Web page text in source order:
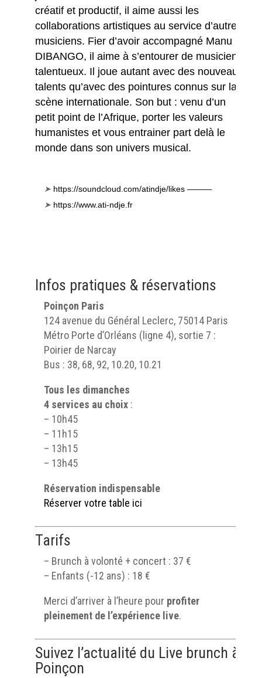
créatif et productif, il aime aussi les
collaborations artistiques au service d’autres
musiciens. Fier d’avoir accompagné Manu
DIBANGO, il aime à s’entourer de musiciens
talentueux. Il joue autant avec des nouveaux
talents qu’avec des pointures connus sur la
scène internationale. Son but : venu d’un
petit point de l’Afrique, porter les valeurs
humanistes et vous entrainer part delà le
monde dans son univers musical.
➤ https://soundcloud.com/atindje/likes ———
➤ https://www.ati-ndje.fr
Infos pratiques & réservations
Poinçon Paris
124 avenue du Général Leclerc, 75014 Paris
Métro Porte d’Orléans (ligne 4), sortie 7 :
Poirier de Narcay
Bus : 38, 68, 92, 10.20, 10.21
Tous les dimanches
4 services au choix:
– 10h45
– 11h15
– 13h15
– 13h45
Réservation indispensable
Réserver votre table ici
Tarifs
– Brunch à volonté + concert : 37 €
– Enfants (-12 ans) : 18 €
Merci d’arriver à l’heure pour profiter
pleinement de l’expérience live.
Suivez l’actualité du Live brunch à
Poinçon